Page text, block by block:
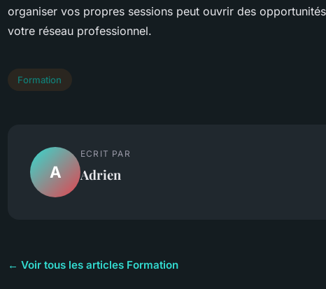
organiser vos propres sessions peut ouvrir des
votre réseau professionnel.
Formation
A
ECRIT PAR
Adrien
← Voir tous les articles Formation